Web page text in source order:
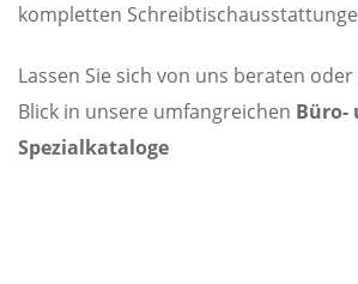
kompletten
Lassen Sie sich von uns beraten
Blick in unsere umfangreichen Büro-
Spezialkataloge